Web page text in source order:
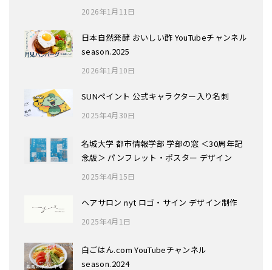
2026年1月11日
日本自然発酵 おいしい酢 YouTubeチャンネル
season.2025
2026年1月10日
SUNペイント 公式キャラクター入り名刺
2025年4月30日
名城大学 都市情報学部 学部の窓 ＜30周年記
念版＞ パンフレット・ポスター デザイン
2025年4月15日
ヘアサロン nyt ロゴ・サイン デザイン制作
2025年4月1日
白ごはん.com YouTubeチャンネル
season.2024